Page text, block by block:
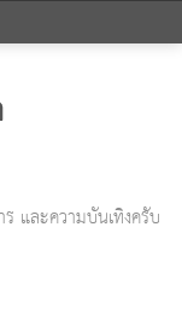
ร และความบันเทิงครับ